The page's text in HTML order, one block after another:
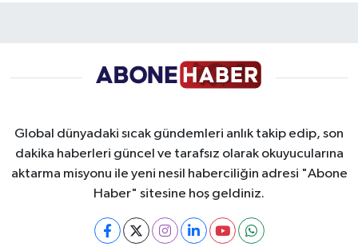
Global dünyadaki sıcak gündemleri anlık takip edip, son
dakika haberleri güncel ve tarafsız olarak okuyucularına
aktarma misyonu ile yeni nesil haberciliğin adresi "Abone
Haber" sitesine hoş geldiniz.